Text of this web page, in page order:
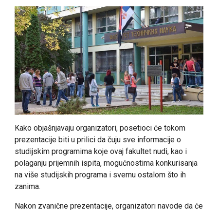
Kako objašnjavaju organizatori, posetioci će tokom
prezentacije biti u prilici da čuju sve informacije o
studijskim programima koje ovaj fakultet nudi, kao i
polaganju prijemnih ispita, mogućnostima konkurisanja
na više studijskih programa i svemu ostalom što ih
zanima.
Nakon zvanične prezentacije, organizatori navode da će